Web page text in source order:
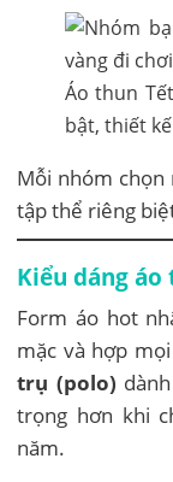
Áo thun
bật, thiết
Mỗi nhóm chọn
tập thể riêng
Kiểu dáng
Form áo hot
mặc và hợp
trụ (polo)
trọng hơn khi
năm.